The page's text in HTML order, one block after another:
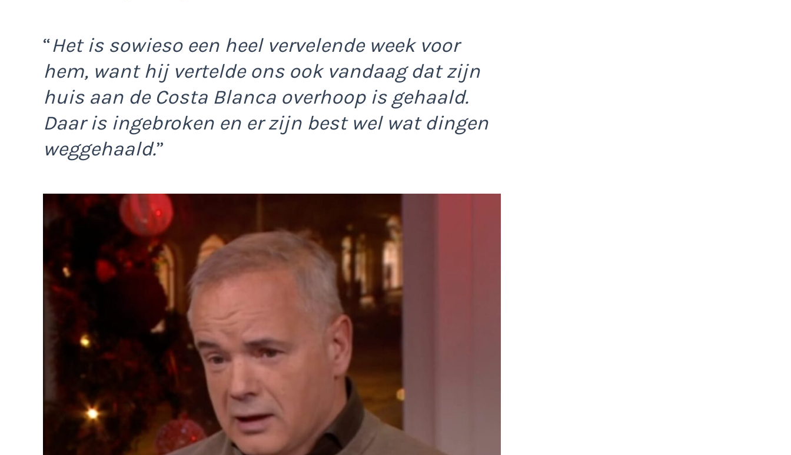
“Het is sowieso een heel vervelende week voor
hem, want hij vertelde ons ook vandaag dat zijn
huis aan de Costa Blanca overhoop is gehaald.
Daar is ingebroken en er zijn best wel wat dingen
weggehaald.”